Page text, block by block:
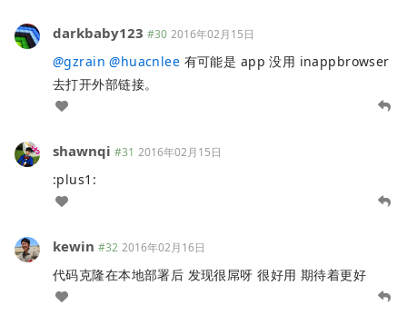
darkbaby123 #30 2016年02月15日
@gzrain @huacnlee 有可能是 app 没用 inappbrowser
去打开外部链接。
shawnqi #31 2016年02月15日
:plus1:
kewin #32 2016年02月16日
代码克隆在本地部署后 发现很屌呀 很好用 期待着更好